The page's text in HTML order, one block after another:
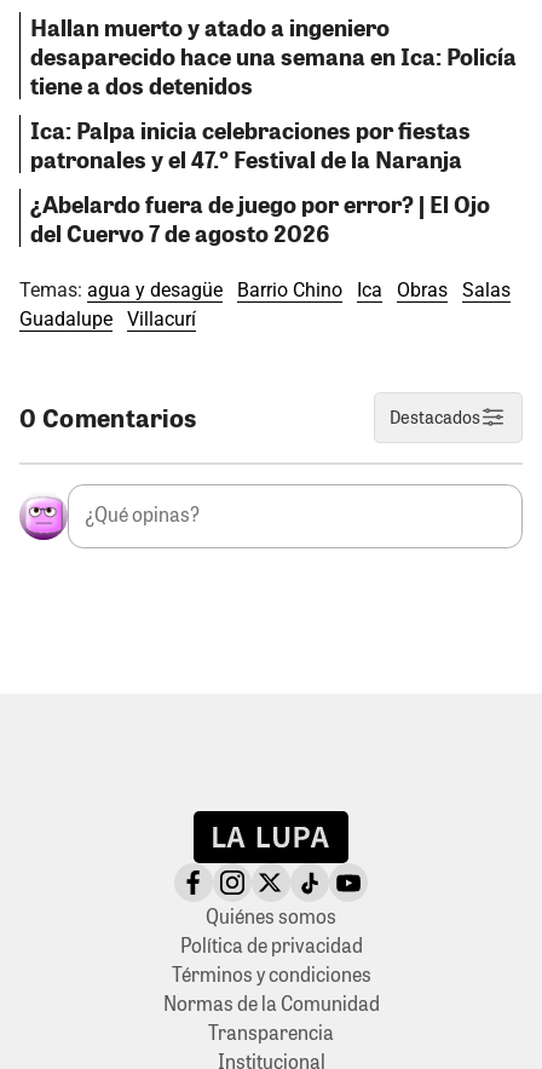
Hallan muerto y atado a ingeniero
desaparecido hace una semana en Ica: Policía
tiene a dos detenidos
Ica: Palpa inicia celebraciones por fiestas
patronales y el 47.º Festival de la Naranja
¿Abelardo fuera de juego por error? | El Ojo
del Cuervo 7 de agosto 2026
Temas: agua y desagüe Barrio Chino Ica Obras
Salas
Guadalupe
Villacurí
0 Comentarios Destacados
Quiénes somos
Política de privacidad
Términos y condiciones
Normas de la Comunidad
Transparencia
Institucional